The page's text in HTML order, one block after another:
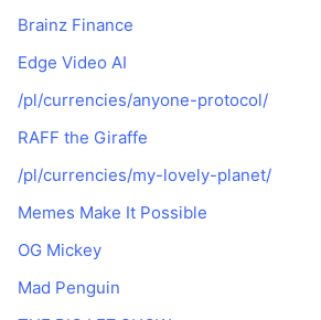
Brainz Finance
Edge Video AI
/pl/currencies/anyone-protocol/
RAFF the Giraffe
/pl/currencies/my-lovely-planet/
Memes Make It Possible
OG Mickey
Mad Penguin